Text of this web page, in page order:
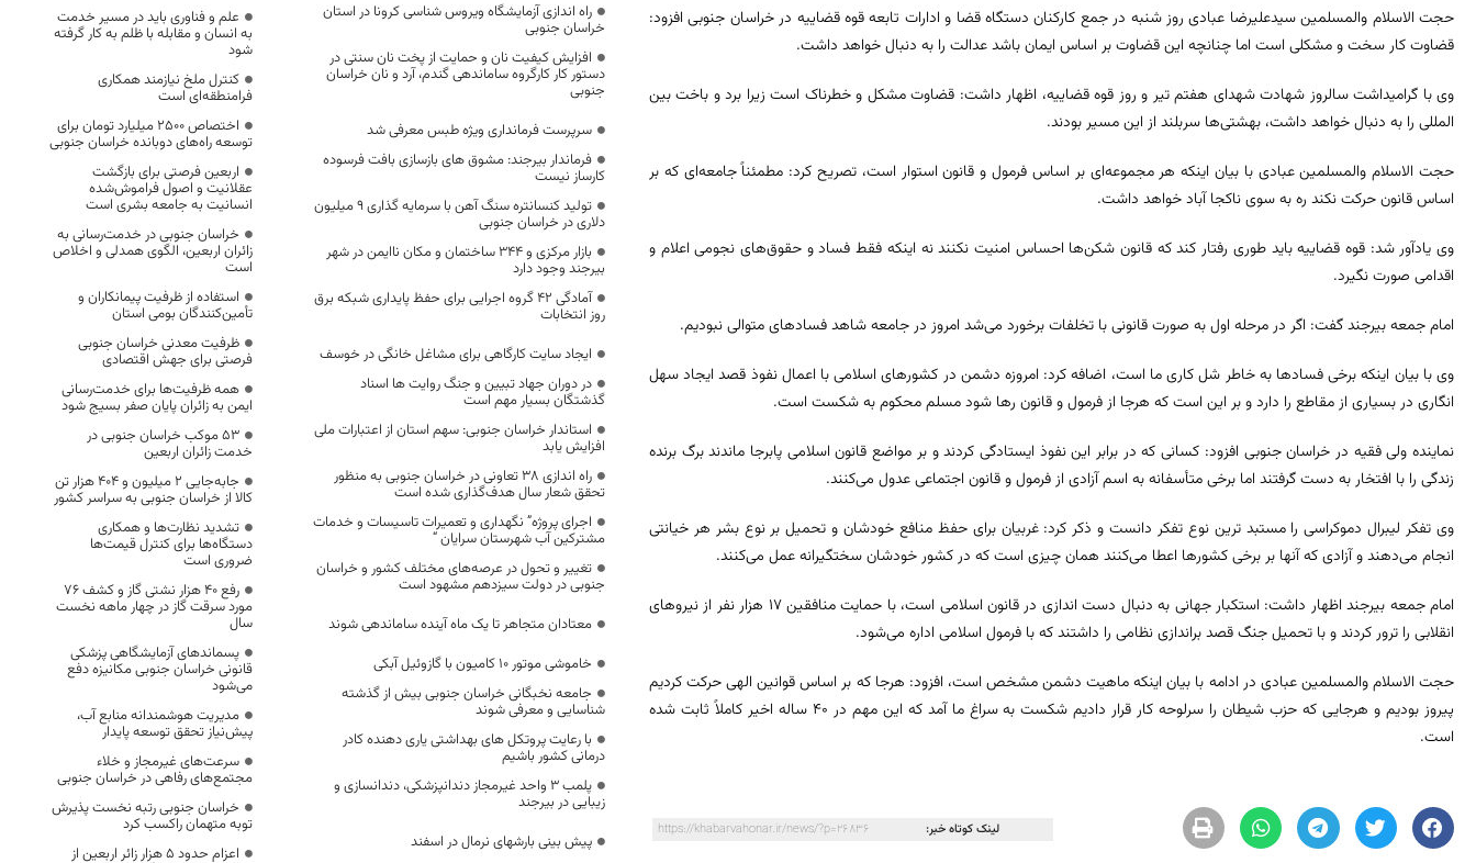
حجت الاسلام والمسلمین سیدعلیرضا عبادی روز شنبه در جمع کارکنان دستگاه قضا و ادارات تابعه قوه قضاییه در خراسان جنوبی افزود:
قضاوت کار سخت و مشکلی است اما چنانچه این قضاوت بر اساس ایمان باشد عدالت را به دنبال خواهد داشت.
وی با گرامیداشت سالروز شهادت شهدای هفتم تیر و روز قوه قضاییه، اظهار داشت: قضاوت مشکل و خطرناک است زیرا برد و باخت بین
المللی را به دنبال خواهد داشت، بهشتی‌ها سربلند از این مسیر بودند.
حجت الاسلام والمسلمین عبادی با بیان اینکه هر مجموعه‌ای بر اساس فرمول و قانون استوار است، تصریح کرد: مطمئناً جامعه‌ای که بر
اساس قانون حرکت نکند ره به سوی ناکجا آباد خواهد داشت.
وی یادآور شد: قوه قضاییه باید طوری رفتار کند که قانون شکن‌ها احساس امنیت نکنند نه اینکه فقط فساد و حقوق‌های نجومی اعلام و
اقدامی صورت نگیرد.
امام جمعه بیرجند گفت: اگر در مرحله اول به صورت قانونی با تخلفات برخورد می‌شد امروز در جامعه شاهد فسادهای متوالی نبودیم.
وی با بیان اینکه برخی فسادها به خاطر شل کاری ما است، اضافه کرد: امروزه دشمن در کشورهای اسلامی با اعمال نفوذ قصد ایجاد سهل
انگاری در بسیاری از مقاطع را دارد و بر این است که هرجا از فرمول و قانون رها شود مسلم محکوم به شکست است.
نماینده ولی فقیه در خراسان جنوبی افزود: کسانی که در برابر این نفوذ ایستادگی کردند و بر مواضع قانون اسلامی پابرجا ماندند برگ برنده
زندگی را با افتخار به دست گرفتند اما برخی متأسفانه به اسم آزادی از فرمول و قانون اجتماعی عدول می‌کنند.
وی تفکر لیبرال دموکراسی را مستبد ترین نوع تفکر دانست و ذکر کرد: غربیان برای حفظ منافع خودشان و تحمیل بر نوع بشر هر خیانتی
انجام می‌دهند و آزادی که آنها بر برخی کشورها اعطا می‌کنند همان چیزی است که در کشور خودشان سختگیرانه عمل می‌کنند.
امام جمعه بیرجند اظهار داشت: استکبار جهانی به دنبال دست اندازی در قانون اسلامی است، با حمایت منافقین ۱۷ هزار نفر از نیروهای
انقلابی را ترور کردند و با تحمیل جنگ قصد براندازی نظامی را داشتند که با فرمول اسلامی اداره می‌شود.
حجت الاسلام والمسلمین عبادی در ادامه با بیان اینکه ماهیت دشمن مشخص است، افزود: هرجا که بر اساس قوانین الهی حرکت کردیم
پیروز بودیم و هرجایی که حزب شیطان را سرلوحه کار قرار دادیم شکست به سراغ ما آمد که این مهم در ۴۰ ساله اخیر کاملاً ثابت شده
است.
لینک کوتاه خبر: https://khabarvahonar.ir/news/?p=26836
راه اندازی آزمایشگاه ویروس شناسی کرونا در استان
خراسان جنوبی
افزایش کیفیت نان و حمایت از پخت نان سنتی در
دستور کار کارگروه ساماندهی گندم، آرد و نان خراسان
جنوبی
سرپرست فرمانداری ویژه طبس معرفی شد
فرماندار بیرجند: مشوق های بازسازی بافت فرسوده
کارساز نیست
تولید کنسانتره سنگ آهن با سرمایه گذاری ۹ میلیون
دلاری در خراسان جنوبی
بازار مرکزی و ۳۴۴ ساختمان و مکان ناایمن در شهر
بیرجند وجود دارد
آمادگی ۴۲ گروه اجرایی برای حفظ پایداری شبکه برق
روز انتخابات
ایجاد سایت کارگاهی برای مشاغل خانگی در خوسف
در دوران جهاد تبیین و جنگ روایت ها اسناد
گذشتگان بسیار مهم است
استاندار خراسان جنوبی: سهم استان از اعتبارات ملی
افزایش یابد
راه اندازی ۳۸ تعاونی در خراسان جنوبی به منظور
تحقق شعار سال هدف‌گذاری شده است
اجرای پروژه” نگهداری و تعمیرات تاسیسات و خدمات
مشترکین آب شهرستان سرایان “
تغییر و تحول در عرصه‌های مختلف کشور و خراسان
جنوبی در دولت سیزدهم مشهود است
معتادان متجاهر تا یک ماه آینده ساماندهی شوند
خاموشی موتور 10 کامیون با گازوئیل آبکی
جامعه نخبگانی خراسان جنوبی بیش از گذشته
شناسایی و معرفی شوند
با رعایت پروتکل های بهداشتی یاری دهنده کادر
درمانی کشور باشیم
پلمب ۳ واحد غیرمجاز دندانپزشکی، دندانسازی و
زیبایی در بیرجند
پیش بینی بارشهای نرمال در اسفند
علم و فناوری باید در مسیر خدمت
به انسان و مقابله با ظلم به کار گرفته
شود
کنترل ملخ نیازمند همکاری
فرامنطقه‌ای است
اختصاص 2500 میلیارد تومان برای
توسعه راه‌های دوبانده خراسان جنوبی
اربعین فرصتی برای بازگشت
عقلانیت و اصول فراموش‌شده
انسانیت به جامعه بشری است
خراسان جنوبی در خدمت‌رسانی به
زائران اربعین، الگوی همدلی و اخلاص
است
استفاده از ظرفیت پیمانکاران و
تأمین‌کنندگان بومی استان
ظرفیت معدنی خراسان جنوبی
فرصتی برای جهش اقتصادی
همه ظرفیت‌ها برای خدمت‌رسانی
ایمن به زائران پایان صفر بسیج شود
53 موکب خراسان جنوبی در
خدمت زائران اربعین
جابه‌جایی 2 میلیون و 404 هزار تن
کالا از خراسان جنوبی به سراسر کشور
تشدید نظارت‌ها و همکاری
دستگاه‌ها برای کنترل قیمت‌ها
ضروری است
رفع 40 هزار نشتی گاز و کشف 76
مورد سرقت گاز در چهار ماهه نخست
سال
پسماندهای آزمایشگاهی پزشکی
قانونی خراسان جنوبی مکانیزه دفع
می‌شود
مدیریت هوشمندانه منابع آب،
پیش‌نیاز تحقق توسعه پایدار
سرعت‌های غیرمجاز و خلاء
مجتمع‌های رفاهی در خراسان جنوبی
خراسان جنوبی رتبه نخست پذیرش
توبه متهمان راکسب کرد
اعزام حدود 5 هزار زائر اربعین از